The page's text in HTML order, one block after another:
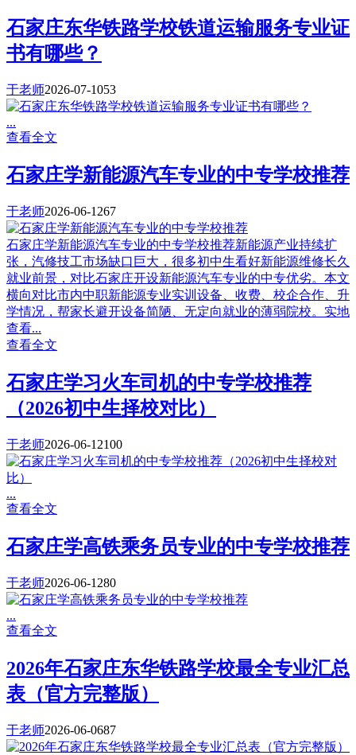
石家庄东华铁路学校铁道运输服务专业证
书有哪些？
于老师2026-07-1053
...
查看全文
石家庄学新能源汽车专业的中专学校推荐
于老师2026-06-1267
石家庄学新能源汽车专业的中专学校推荐新能源产业持续扩
张，汽修技工市场缺口巨大，很多初中生看好新能源维修长久
就业前景，对比石家庄开设新能源汽车专业的中专优劣。本文
横向对比市内中职新能源专业实训设备、收费、校企合作、升
学情况，帮家长避开设备简陋、无定向就业的薄弱院校。实地
查看...
查看全文
石家庄学习火车司机的中专学校推荐
（2026初中生择校对比）
于老师2026-06-12100
...
查看全文
石家庄学高铁乘务员专业的中专学校推荐
于老师2026-06-1280
...
查看全文
2026年石家庄东华铁路学校最全专业汇总
表（官方完整版）
于老师2026-06-0687